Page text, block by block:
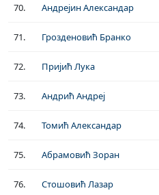
70. Андрејин Александар
71. Грозденовић Бранко
72. Пријић Лука
73. Андрић Андреј
74. Томић Александар
75. Абрамовић Зоран
76. Стошовић Лазар